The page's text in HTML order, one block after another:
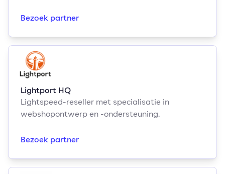
Bezoek partner
Lightport HQ
Lightspeed-reseller met specialisatie in
webshopontwerp en -ondersteuning.
Bezoek partner